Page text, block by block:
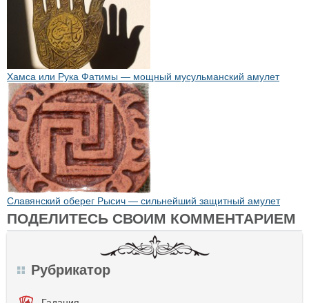
Хамса или Рука Фатимы — мощный мусульманский амулет
Славянский оберег Рысич — сильнейший защитный амулет
ПОДЕЛИТЕСЬ СВОИМ КОММЕНТАРИЕМ
Рубрикатор